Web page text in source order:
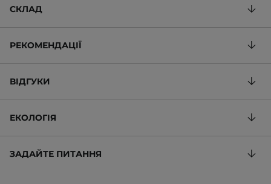
СКЛАД
РЕКОМЕНДАЦІЇ
ВІДГУКИ
ЕКОЛОГІЯ
ЗАДАЙТЕ ПИТАННЯ